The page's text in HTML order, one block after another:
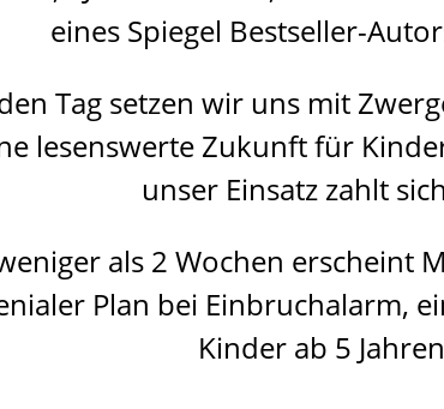
eines Spiegel Bestseller-
Tag setzen wir uns mit
lesenswerte Zukunft für
unser Einsatz zahlt
als 2 Wochen erscheint
Plan bei Einbruchalarm,
Kinder ab 5